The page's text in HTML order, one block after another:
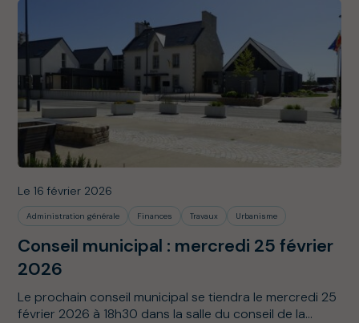
Le 16 février 2026
Administration générale Finances Travaux Urbanisme
Conseil municipal : mercredi 25 février
2026
Le prochain conseil municipal se tiendra le mercredi 25
février 2026 à 18h30 dans la salle du conseil de la...